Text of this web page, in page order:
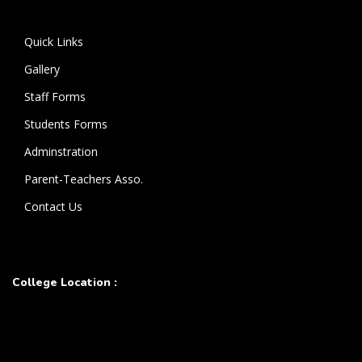
Quick Links
Gallery
Staff Forms
Students Forms
Adminstration
Parent-Teachers Asso.
Contact Us
College Location :